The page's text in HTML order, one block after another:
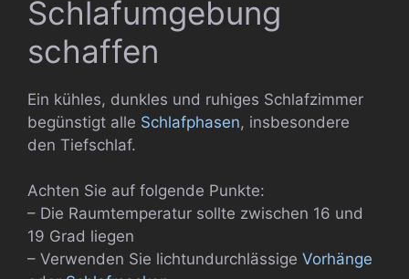
Schlafumgebung
schaffen
Ein kühles, dunkles und ruhiges Schlafzimmer
begünstigt alle Schlafphasen, insbesondere
den Tiefschlaf.
Achten Sie auf folgende Punkte:
– Die Raumtemperatur sollte zwischen 16 und
19 Grad liegen
– Verwenden Sie lichtundurchlässige Vorhänge